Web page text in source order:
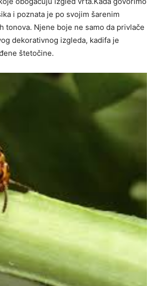
i poznata je po svojim šarenim
Njene boje ne samo da privlače
dekorativnog izgleda, kadifa je
štetočine.